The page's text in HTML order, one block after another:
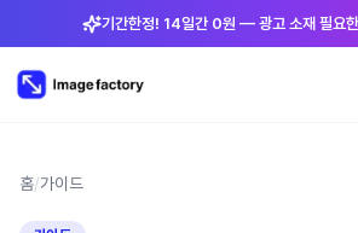
기간한정! 14일간 0원 — 광고 소재 필요
사용하기 플러그인
홈/가이드